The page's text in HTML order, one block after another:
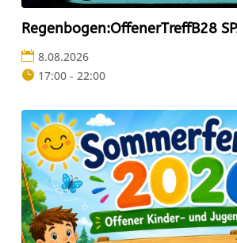
Regenbogen:OffenerTreffB28
8.08.2026
17:00 - 22:00